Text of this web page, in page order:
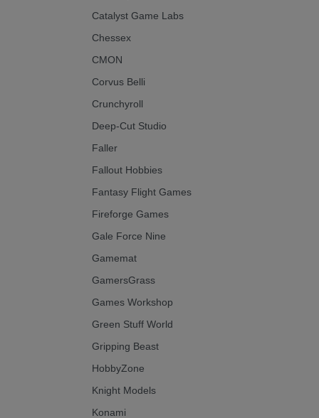
Catalyst Game Labs
Chessex
CMON
Corvus Belli
Crunchyroll
Deep-Cut Studio
Faller
Fallout Hobbies
Fantasy Flight Games
Fireforge Games
Gale Force Nine
Gamemat
GamersGrass
Games Workshop
Green Stuff World
Gripping Beast
HobbyZone
Knight Models
Konami